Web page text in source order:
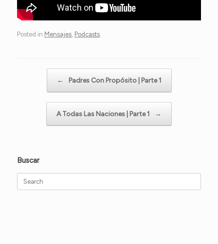
Posted in Mensajes, Podcasts.
← Padres Con Propósito | Parte 1
A Todas Las Naciones | Parte 1 →
Buscar
Search